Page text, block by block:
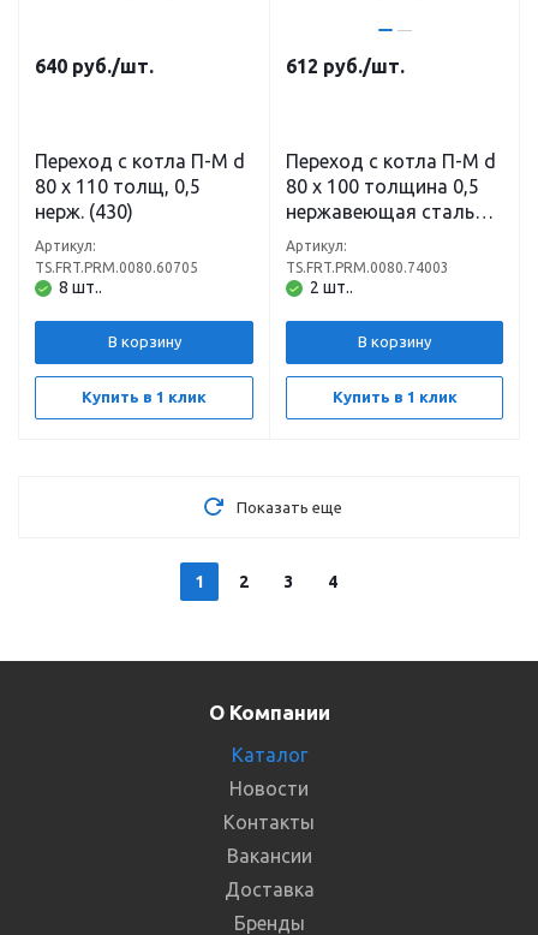
640 руб./шт.
Переход с котла П-М d
80 х 110 толщ, 0,5
нерж. (430)
8 шт..
Артикул:
TS.FRT.PRM.0080.60705
В корзину
Купить в 1 клик
612 руб./шт.
Переход с котла П-М d
80 х 100 толщина 0,5
нержавеющая сталь
(430)
2 шт..
Артикул:
TS.FRT.PRM.0080.74003
В корзину
Купить в 1 клик
Показать еще
1 2 3 4
О Компании
Каталог
Новости
Контакты
Вакансии
Доставка
Бренды